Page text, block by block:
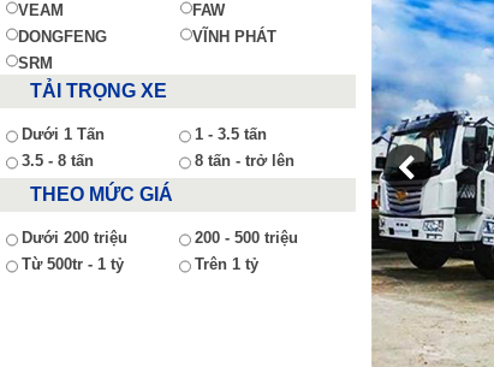
VEAM
FAW
DONGFENG
VĨNH PHÁT
SRM
TẢI TRỌNG XE
Dưới 1 Tấn
1 - 3.5 tấn
3.5 - 8 tấn
8 tấn - trở lên
THEO MỨC GIÁ
Dưới 200 triệu
200 - 500 triệu
Từ 500tr - 1 tỷ
Trên 1 tỷ